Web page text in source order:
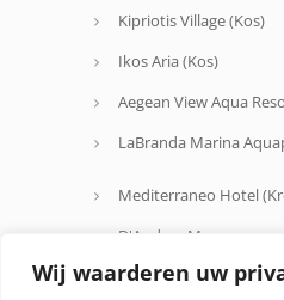
Wij waarderen uw
Kipriotis Village (Kos)
Ikos Aria (Kos)
Aegean View Aqua
LaBranda Marina
Mediterraneo Hotel
D'Andrea Mare
Avra Beach